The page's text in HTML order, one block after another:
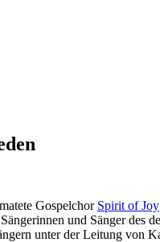
Gospelchor Spirit of Joy
und Sänger
unter der Leitung von